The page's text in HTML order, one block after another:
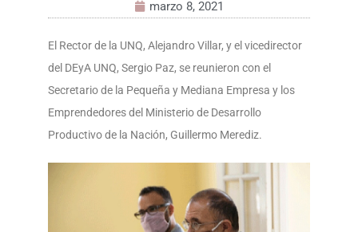
marzo 8, 2021
El Rector de la UNQ, Alejandro Villar, y el vicedirector
del DEyA UNQ, Sergio Paz, se reunieron con el
Secretario de la Pequeña y Mediana Empresa y los
Emprendedores del Ministerio de Desarrollo
Productivo de la Nación, Guillermo Merediz.